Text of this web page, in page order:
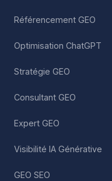
Référencement GEO
Optimisation ChatGPT
Stratégie GEO
Consultant GEO
Expert GEO
Visibilité IA Générative
GEO SEO